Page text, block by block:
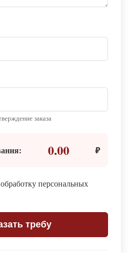
заказа
0.00 ₽
персональных
требу